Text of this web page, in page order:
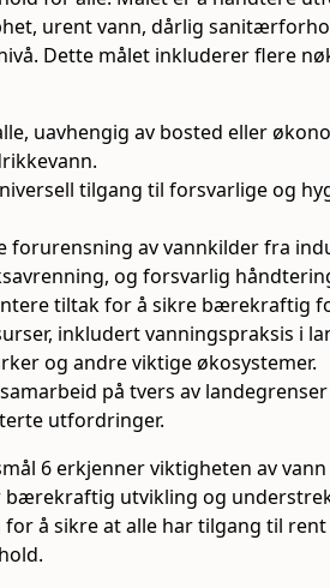
urent vann, dårlig
Dette målet inkluderer flere
uavhengig av bosted eller
tilgang til forsvarlige og
forurensning av vannkilder fra
og forsvarlig
tiltak for å sikre bærekraftig
inkludert vanningspraksis i
og andre viktige økosystemer.
på tvers av
utfordringer.
6 erkjenner viktigheten av
bærekraftig utvikling og
å sikre at alle har tilgang til